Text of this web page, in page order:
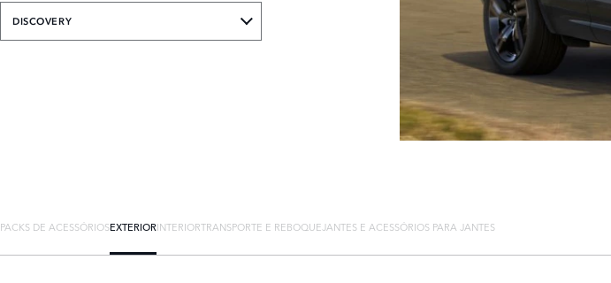
DISCOVERY
PACKS DE ACESSÓRIOSEXTERIORINTERIORTRANSPORTE E REBOQUEJANTES E ACESSÓRIOS PARA JANTES